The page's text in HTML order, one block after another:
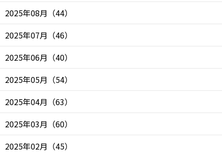
2025年08月 （44）
2025年07月 （46）
2025年06月 （40）
2025年05月 （54）
2025年04月 （63）
2025年03月 （60）
2025年02月 （45）